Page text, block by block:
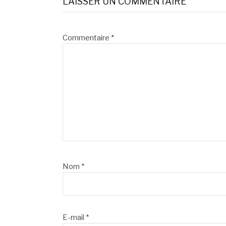
la
suite
Commentaire *
Nom *
E-mail *